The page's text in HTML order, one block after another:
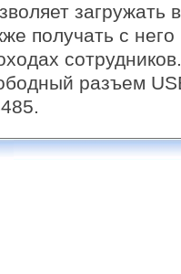
загружать
получать с
разъем